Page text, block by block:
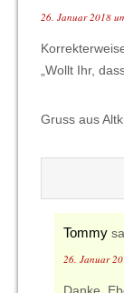
26. Januar 2018
„Wollt Ihr,
Gruss aus
Tommy
26. Januar